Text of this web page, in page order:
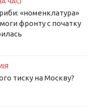
«номенклатура»
фронту с початку
тиску на Москву?